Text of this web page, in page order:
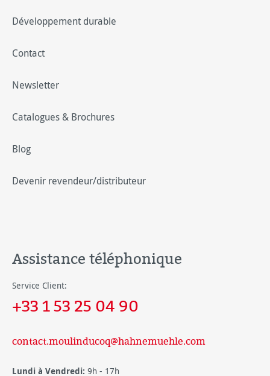
Développement durable
Contact
Newsletter
Catalogues & Brochures
Blog
Devenir revendeur/distributeur
Assistance téléphonique
Service Client:
+33 1 53 25 04 90
contact.moulinducoq@hahnemuehle.com
Lundi à Vendredi: 9h - 17h